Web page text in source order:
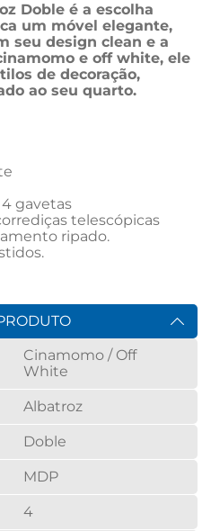
Doble é a escolha
um móvel elegante,
seu design clean e a
e off white, ele
de decoração,
ao seu quarto.
gavetas
telescópicas
ripado.
Cinamomo / Off
White
Albatroz
Doble
MDP
4